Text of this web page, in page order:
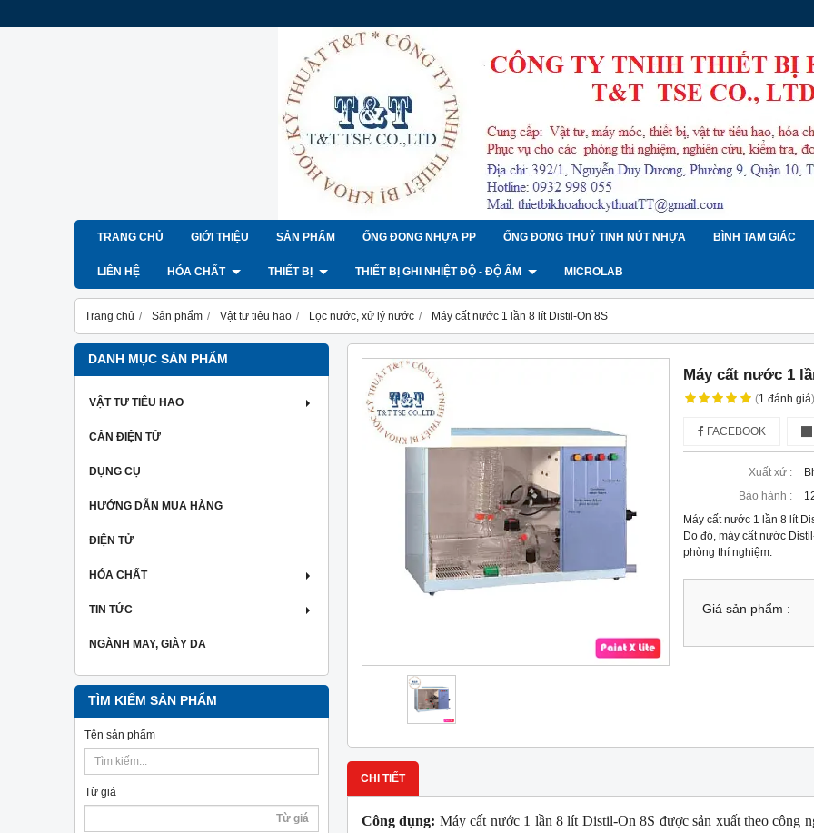
TRANG CHỦ GIỚI THIỆU SẢN PHẨM ỐNG ĐONG NHỰA PP ỐNG ĐONG THUỶ TINH NÚT NHỰA BÌNH TAM GIÁC
LIÊN HỆ HÓA CHẤT THIẾT BỊ THIẾT BỊ GHI NHIỆT ĐỘ - ĐỘ ẨM MICROLAB
Trang chủ Sản phẩm Vật tư tiêu hao Lọc nước, xử lý nước Máy cất nước 1 lần 8 lít Distil-On 8S
DANH MỤC SẢN PHẨM
VẬT TƯ TIÊU HAO
CÂN ĐIỆN TỬ
DỤNG CỤ
HƯỚNG DẪN MUA HÀNG
ĐIỆN TỬ
HÓA CHẤT
TIN TỨC
NGÀNH MAY, GIÀY DA
TÌM KIẾM SẢN PHẨM
Tên sản phẩm
Từ giá
Máy cất nước 1
(1đánh giá)
FACEBOOK
Xuất xứ :
Bảo hành :
Máy cất nước 1 lần 8 lít
Do đó, máy cất nước
phòng thí nghiệm.
Giá sản phẩm :
CHI TIẾT
Công dụng: Máy cất nước 1 lần 8 lít Distil-On 8S được sản xuất theo công